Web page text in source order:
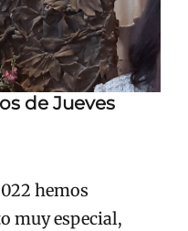
de Jueves
hemos
muy especial,